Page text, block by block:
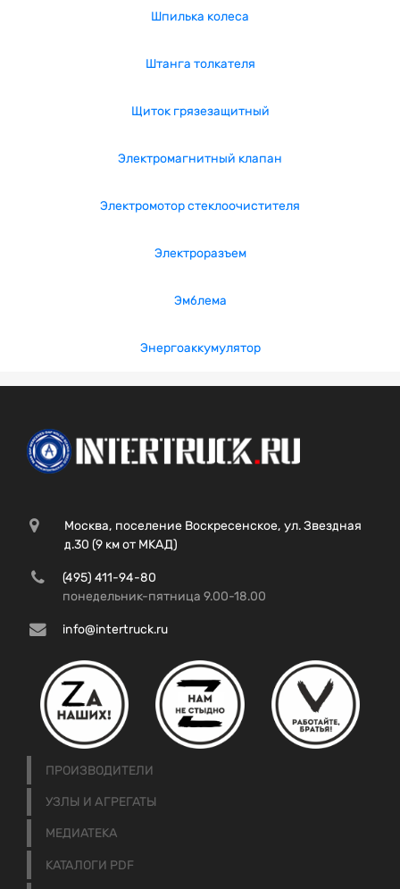
Шпилька колеса
Штанга толкателя
Щиток грязезащитный
Электромагнитный клапан
Электромотор стеклоочистителя
Электроразъем
Эмблема
Энергоаккумулятор
Москва, поселение Воскресенское, ул. Звездная
д.30 (9 км от МКАД)
(495) 411-94-80
понедельник-пятница 9.00-18.00
info@intertruck.ru
ПРОИЗВОДИТЕЛИ
УЗЛЫ И АГРЕГАТЫ
МЕДИАТЕКА
КАТАЛОГИ PDF